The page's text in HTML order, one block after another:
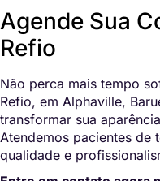
Agende Sua
Refio
Não perca mais tempo
Refio, em Alphaville,
transformar sua
Atendemos pacientes de
qualidade e